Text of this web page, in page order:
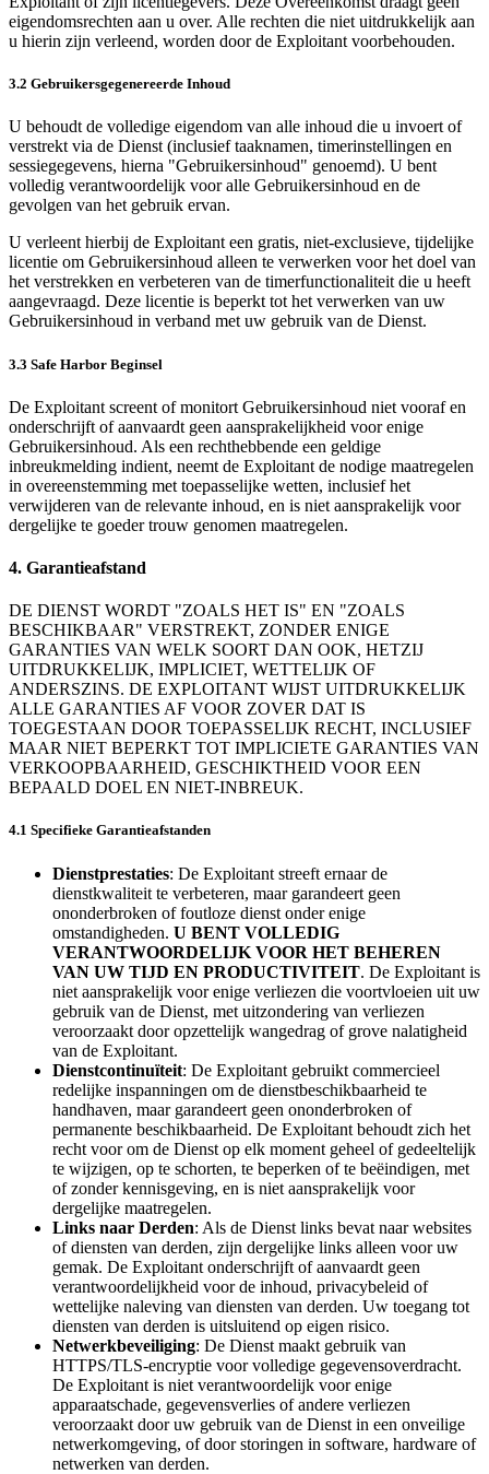
eigendomsrechten aan u over. Alle rechten die niet uitdrukkelijk aan
u hierin zijn verleend, worden door de Exploitant voorbehouden.
3.2 Gebruikersgegenereerde Inhoud
U behoudt de volledige eigendom van alle inhoud die u invoert of
verstrekt via de Dienst (inclusief taaknamen, timerinstellingen en
sessiegegevens, hierna "Gebruikersinhoud" genoemd). U bent
volledig verantwoordelijk voor alle Gebruikersinhoud en de
gevolgen van het gebruik ervan.
U verleent hierbij de Exploitant een gratis, niet-exclusieve, tijdelijke
licentie om Gebruikersinhoud alleen te verwerken voor het doel van
het verstrekken en verbeteren van de timerfunctionaliteit die u heeft
aangevraagd. Deze licentie is beperkt tot het verwerken van uw
Gebruikersinhoud in verband met uw gebruik van de Dienst.
3.3 Safe Harbor Beginsel
De Exploitant screent of monitort Gebruikersinhoud niet vooraf en
onderschrijft of aanvaardt geen aansprakelijkheid voor enige
Gebruikersinhoud. Als een rechthebbende een geldige
inbreukmelding indient, neemt de Exploitant de nodige maatregelen
in overeenstemming met toepasselijke wetten, inclusief het
verwijderen van de relevante inhoud, en is niet aansprakelijk voor
dergelijke te goeder trouw genomen maatregelen.
4. Garantieafstand
DE DIENST WORDT "ZOALS HET IS" EN "ZOALS
BESCHIKBAAR" VERSTREKT, ZONDER ENIGE
GARANTIES VAN WELK SOORT DAN OOK, HETZIJ
UITDRUKKELIJK, IMPLICIET, WETTELIJK OF
ANDERSZINS. DE EXPLOITANT WIJST UITDRUKKELIJK
ALLE GARANTIES AF VOOR ZOVER DAT IS
TOEGESTAAN DOOR TOEPASSELIJK RECHT, INCLUSIEF
MAAR NIET BEPERKT TOT IMPLICIETE GARANTIES VAN
VERKOOPBAARHEID, GESCHIKTHEID VOOR EEN
BEPAALD DOEL EN NIET-INBREUK.
4.1 Specifieke Garantieafstanden
Dienstprestaties: De Exploitant streeft ernaar de
dienstkwaliteit te verbeteren, maar garandeert geen
ononderbroken of foutloze dienst onder enige
omstandigheden. U BENT VOLLEDIG
VERANTWOORDELIJK VOOR HET BEHEREN
VAN UW TIJD EN PRODUCTIVITEIT. De Exploitant is
niet aansprakelijk voor enige verliezen die voortvloeien uit uw
gebruik van de Dienst, met uitzondering van verliezen
veroorzaakt door opzettelijk wangedrag of grove nalatigheid
van de Exploitant.
Dienstcontinuïteit: De Exploitant gebruikt commercieel
redelijke inspanningen om de dienstbeschikbaarheid te
handhaven, maar garandeert geen ononderbroken of
permanente beschikbaarheid. De Exploitant behoudt zich het
recht voor om de Dienst op elk moment geheel of gedeeltelijk
te wijzigen, op te schorten, te beperken of te beëindigen, met
of zonder kennisgeving, en is niet aansprakelijk voor
dergelijke maatregelen.
Links naar Derden: Als de Dienst links bevat naar websites
of diensten van derden, zijn dergelijke links alleen voor uw
gemak. De Exploitant onderschrijft of aanvaardt geen
verantwoordelijkheid voor de inhoud, privacybeleid of
wettelijke naleving van diensten van derden. Uw toegang tot
diensten van derden is uitsluitend op eigen risico.
Netwerkbeveiliging: De Dienst maakt gebruik van
HTTPS/TLS-encryptie voor volledige gegevensoverdracht.
De Exploitant is niet verantwoordelijk voor enige
apparaatschade, gegevensverlies of andere verliezen
veroorzaakt door uw gebruik van de Dienst in een onveilige
netwerkomgeving, of door storingen in software, hardware of
netwerken van derden.